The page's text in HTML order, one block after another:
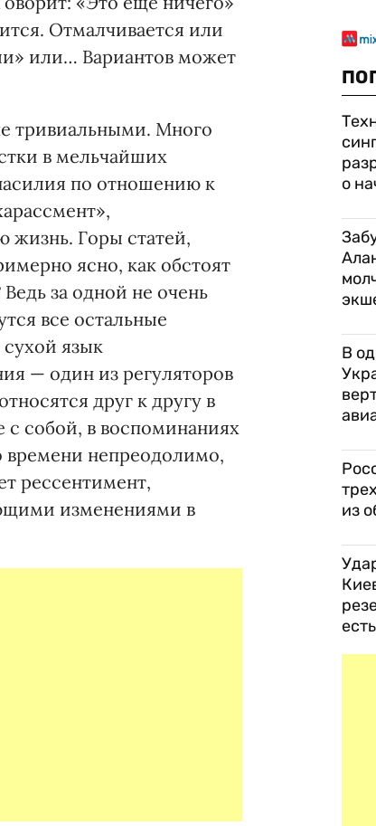
Отмалчивается или
или… Вариантов может
тривиальными. Много
в мельчайших
по отношению к
жизнь. Горы статей,
ясно, как обстоят
за одной не очень
все остальные
язык
— один из регуляторов
друг к другу в
с собой, в воспоминаниях
времени непреодолимо,
рессентимент,
изменениями в
о
В
из